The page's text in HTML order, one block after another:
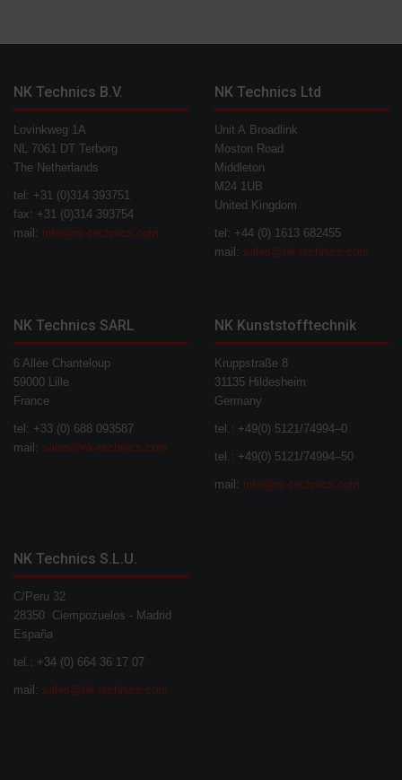
NK Technics B.V.
Lovinkweg 1A
NL 7061 DT Terborg
The Netherlands
tel: +31 (0)314 393751
fax: +31 (0)314 393754
mail: info@nk-technics.com
NK Technics Ltd
Unit A Broadlink
Moston Road
Middleton
M24 1UB
United Kingdom
tel: +44 (0) 1613 682455
mail: sales@nk-technics.com
NK Technics SARL
6 Allée Chanteloup
59000 Lille
France
tel: +33 (0) 688 093587
mail: sales@nk-technics.com
NK Kunststofftechnik
Kruppstraße 8
31135 Hildesheim
Germany
tel.: +49(0) 5121/74994–0
tel.: +49(0) 5121/74994–50
mail: info@nk-technics.com
NK Technics S.L.U.
C/Peru 32
28350 Ciempozuelos - Madrid
España
tel.: +34 (0) 664 36 17 07
mail: sales@nk-technics.com